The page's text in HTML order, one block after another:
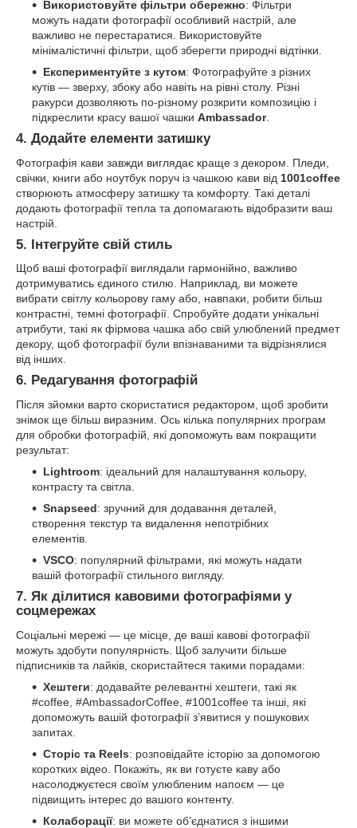
Використовуйте фільтри обережно: Фільтри
можуть надати фотографії особливий настрій, але
важливо не перестаратися. Використовуйте
мінімалістичні фільтри, щоб зберегти природні відтінки.
Експериментуйте з кутом: Фотографуйте з різних
кутів — зверху, збоку або навіть на рівні столу. Різні
ракурси дозволяють по-різному розкрити композицію і
підкреслити красу вашої чашки Ambassador.
4. Додайте елементи затишку
Фотографія кави завжди виглядає краще з декором. Пледи,
свічки, книги або ноутбук поруч із чашкою кави від 1001coffee
створюють атмосферу затишку та комфорту. Такі деталі
додають фотографії тепла та допомагають відобразити ваш
настрій.
5. Інтегруйте свій стиль
Щоб ваші фотографії виглядали гармонійно, важливо
дотримуватись єдиного стилю. Наприклад, ви можете
вибрати світлу кольорову гаму або, навпаки, робити більш
контрастні, темні фотографії. Спробуйте додати унікальні
атрибути, такі як фірмова чашка або свій улюблений предмет
декору, щоб фотографії були впізнаваними та відрізнялися
від інших.
6. Редагування фотографій
Після зйомки варто скористатися редактором, щоб зробити
знімок ще більш виразним. Ось кілька популярних програм
для обробки фотографій, які допоможуть вам покращити
результат:
Lightroom: ідеальний для налаштування кольору,
контрасту та світла.
Snapseed: зручний для додавання деталей,
створення текстур та видалення непотрібних
елементів.
VSCO: популярний фільтрами, які можуть надати
вашій фотографії стильного вигляду.
7. Як ділитися кавовими фотографіями у
соцмережах
Соціальні мережі — це місце, де ваші кавові фотографії
можуть здобути популярність. Щоб залучити більше
підписників та лайків, скористайтеся такими порадами:
Хештеги: додавайте релевантні хештеги, такі як
#coffee, #AmbassadorCoffee, #1001coffee та інші, які
допоможуть вашій фотографії з’явитися у пошукових
запитах.
Сторіс та Reels: розповідайте історію за допомогою
коротких відео. Покажіть, як ви готуєте каву або
насолоджуєтеся своїм улюбленим напоєм — це
підвищить інтерес до вашого контенту.
Колаборації: ви можете об’єднатися з іншими